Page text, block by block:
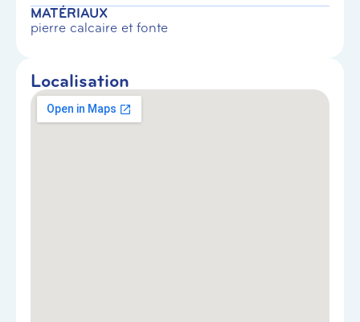
MATÉRIAUX
pierre calcaire et fonte
Localisation